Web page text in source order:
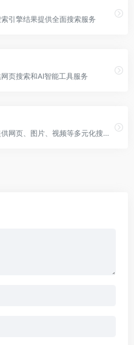
引擎结果提供全面搜索服务
页搜索和AI智能工具服务
全球最大的中文搜索引擎，提供网页、图片、视频等多元化搜索服务